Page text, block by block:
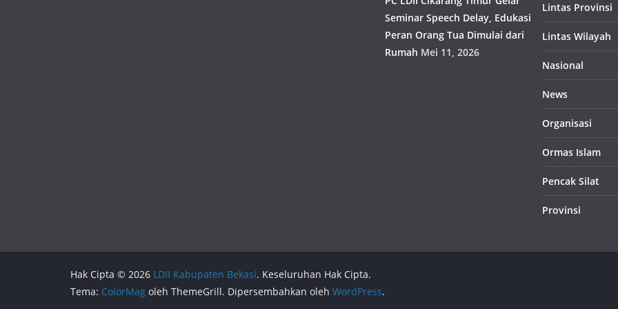
Seminar Speech Delay, Edukasi
Peran Orang Tua Dimulai dari
Rumah Mei 11, 2026
Lintas Provinsi
Lintas Wilayah
Nasional
News
Organisasi
Ormas Islam
Pencak Silat
Provinsi
Hak Cipta © 2026 LDII Kabupaten Bekasi. Keseluruhan Hak Cipta.
Tema: ColorMag oleh ThemeGrill. Dipersembahkan oleh WordPress.